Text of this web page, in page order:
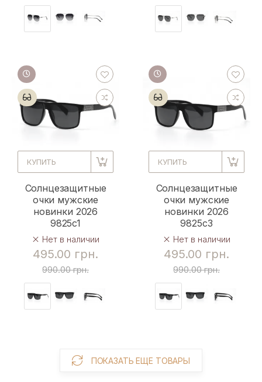
КУПИТЬ
Солнцезащитные
очки мужские
новинки 2026
9825c1
Нет в наличии
495.00 грн.
990.00 грн.
КУПИТЬ
Солнцезащитные
очки мужские
новинки 2026
9825c3
Нет в наличии
495.00 грн.
990.00 грн.
ПОКАЗАТЬ ЕЩЕ ТОВАРЫ